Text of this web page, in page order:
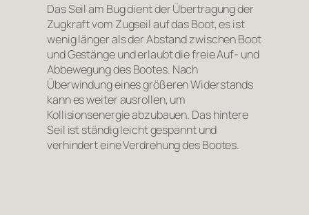
Das Seil am Bug dient der Übertragung der
Zugkraft vom Zugseil auf das Boot, es ist
wenig länger als der Abstand zwischen Boot
und Gestänge und erlaubt die freie Auf- und
Abbewegung des Bootes. Nach
Überwindung eines größeren Widerstands
kann es weiter ausrollen, um
Kollisionsenergie abzubauen. Das hintere
Seil ist ständig leicht gespannt und
verhindert eine Verdrehung des Bootes.